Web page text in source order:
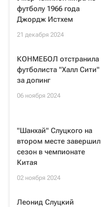
футболу 1966 года
Джордж Истхем
21 декабря 2024
КОНМЕБОЛ отстранила
футболиста "Халл Сити"
за допинг
06 ноября 2024
"Шанхай" Слуцкого на
втором месте завершил
сезон в чемпионате
Китая
02 ноября 2024
Леонид Слуцкий